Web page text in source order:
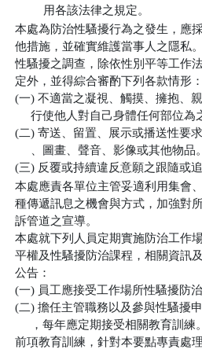
         用各該法律之規定。
本處為防治性騷擾行為之發生，應
他措施，並確實維護當事人之隱私。
性騷擾之調查，除依性別平等工作
定外，並得綜合審酌下列各款情形：
(一) 不適當之凝視、觸摸、擁抱、
行使他人對自己身體任何部位為
(二) 寄送、留置、展示或播送性要
     、圖畫、聲音、影像或其他物品。
(三) 反覆或持續違反意願之跟隨或追
本處應責各單位主管妥適利用集會
種傳遞訊息之機會與方式，加強對
訴管道之宣導。
本處就下列人員定期實施防治工作
平權及性騷擾防治課程，相關資訊
公告：
(一) 員工應接受工作場所性騷擾防治
(二) 擔任主管職務以及參與性騷擾
     ，每年應定期接受相關教育訓練。
前項教育訓練，針對本要點專責處